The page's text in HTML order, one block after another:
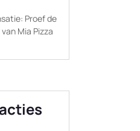
Proef de
Mia Pizza